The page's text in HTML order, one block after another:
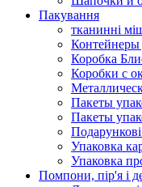
Пакування
тканинні
Контейнеры
Коробка
Коробки с
Пакеты
Пакеты
Упаковка
Упаковка
Помпони, пір'я і